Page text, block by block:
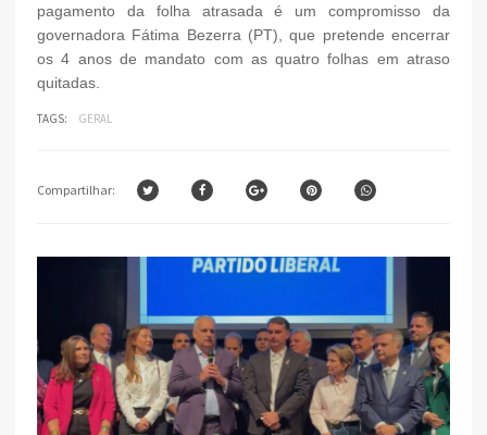
pagamento da folha atrasada é um compromisso da
governadora Fátima Bezerra (PT), que pretende encerrar
os 4 anos de mandato com as quatro folhas em atraso
quitadas.
TAGS: GERAL
Compartilhar: